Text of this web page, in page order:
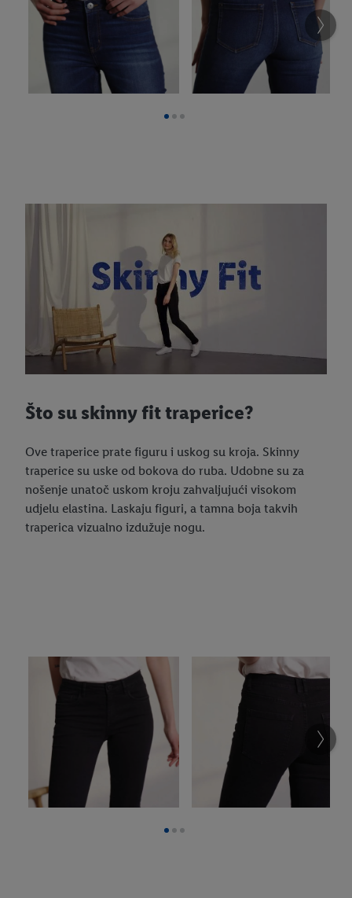
Što su skinny fit traperice?
Ove traperice prate figuru i uskog su kroja. Skinny
traperice su uske od bokova do ruba. Udobne su za
nošenje unatoč uskom kroju zahvaljujući visokom
udjelu elastina. Laskaju figuri, a tamna boja takvih
traperica vizualno izdužuje nogu.